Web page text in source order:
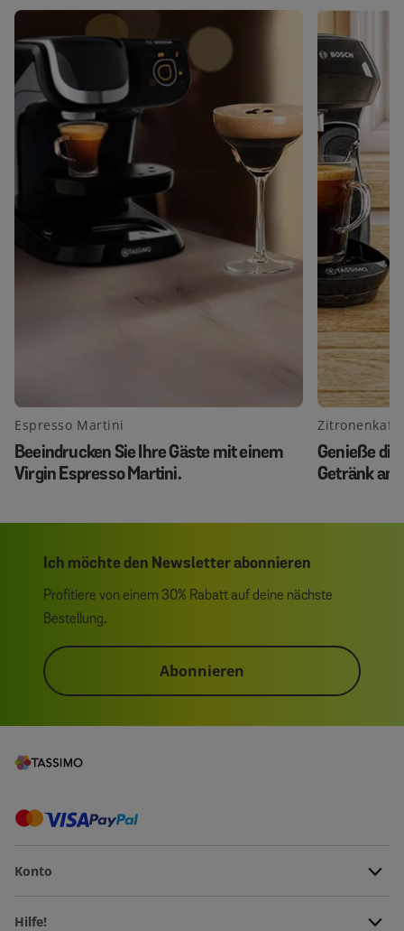
Espresso Martini
Beeindrucken Sie Ihre Gäste mit einem
Virgin Espresso Martini.
Genieße
Getränk an
Ich möchte den Newsletter abonnieren
Profitiere von einem 30% Rabatt auf deine nächste
Bestellung.
Abonnieren
Konto
Hilfe!